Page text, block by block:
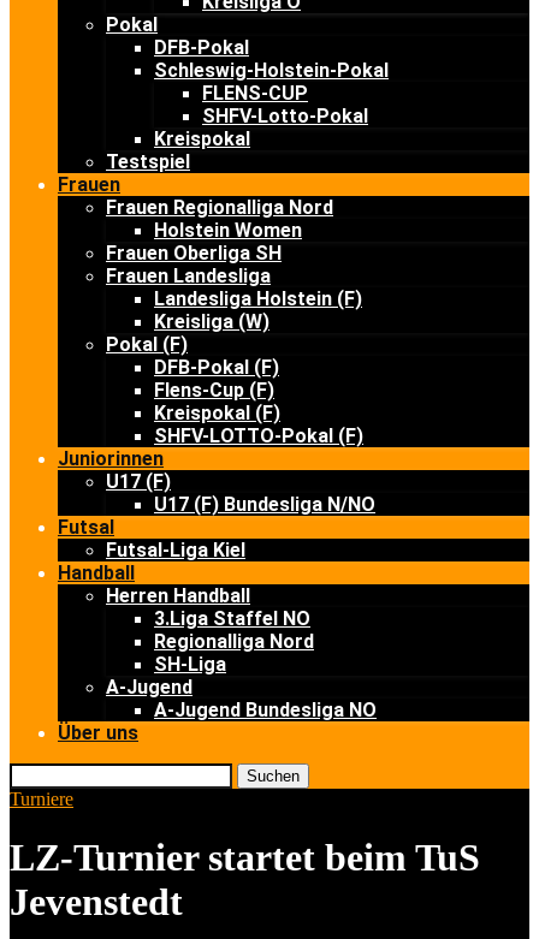
Pokal
DFB-Pokal
Schleswig-Holstein-Pokal
FLENS-CUP
SHFV-Lotto-Pokal
Kreispokal
Testspiel
Frauen
Frauen Regionalliga Nord
Holstein Women
Frauen Oberliga SH
Frauen Landesliga
Landesliga Holstein (F)
Kreisliga (W)
Pokal (F)
DFB-Pokal (F)
Flens-Cup (F)
Kreispokal (F)
SHFV-LOTTO-Pokal (F)
Juniorinnen
U17 (F)
U17 (F) Bundesliga N/NO
Futsal
Futsal-Liga Kiel
Handball
Herren Handball
3.Liga Staffel NO
Regionalliga Nord
SH-Liga
A-Jugend
A-Jugend Bundesliga NO
Über uns
Suchen
Turniere
LZ-Turnier startet beim TuS
Jevenstedt